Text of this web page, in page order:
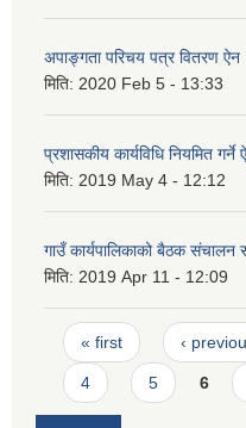
अपाङ्गता परिचय पत्र वितरण ऐन
मिति: 2020 Feb 5 - 13:33
प्रशासकीय कार्यविधि नियमित
मिति: 2019 May 4 - 12:12
गाउँ कार्यपालिकाको बैठक संचालन
मिति: 2019 Apr 11 - 12:09
Pages
« first ‹
4 5 6